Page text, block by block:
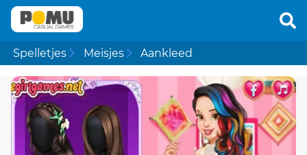
Spelletjes Meisjes Aankleed